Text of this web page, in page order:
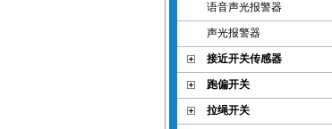
语音声光报警器
声光报警器
接近开关传感器
跑偏开关
拉绳开关